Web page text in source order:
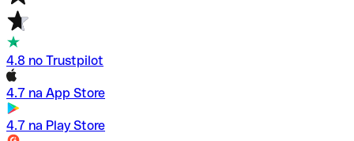
4.8 no Trustpilot
4.7 na App Store
4.7 na Play Store